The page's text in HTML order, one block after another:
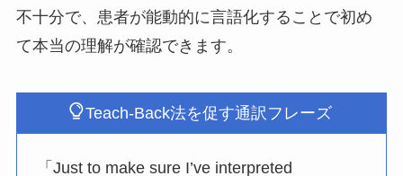
不十分で、患者が能動的に言語化することで初め
て本当の理解が確認できます。
Teach-Back法を促す通訳フレーズ
「Just to make sure I’ve interpreted